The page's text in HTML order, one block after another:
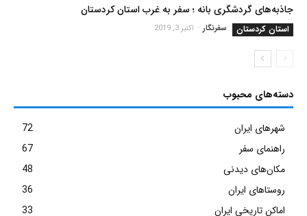
جاذبه‌های گردشگری بانه ؛ سفر به غرب استان کردستان
استان کردستان سفرنگار - اکتبر 3, 2019
دسته‌های محبوب
شهرهای ایران
72
راهنمای سفر
67
مکان‌های دیدنی
48
روستاهای ایران
36
اماکن تاریخی ایران
33